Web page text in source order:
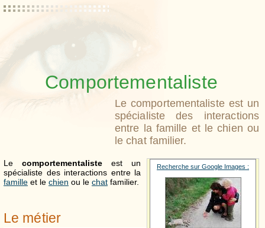
Comportementaliste
Le comportementaliste est un
spécialiste des interactions
entre la famille et le chien ou
le chat familier.
Recherche sur Google Images :
Le comportementaliste est un
spécialiste des interactions entre la
famille et le chien ou le chat familier.
Le métier